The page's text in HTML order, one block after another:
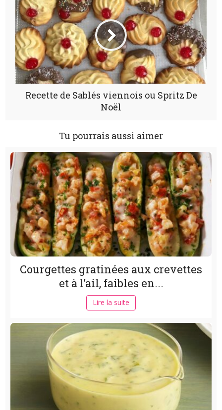
Recette de Sablés viennois ou Spritz De
Noël
Tu pourrais aussi aimer
Courgettes gratinées aux crevettes
et à l’ail, faibles en...
Lire la suite